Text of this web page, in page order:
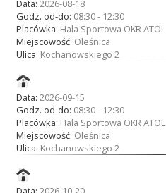
Data: 2026-08-18
Godz. od-do: 08:30 - 12:30
Placówka: Hala Sportowa OKR ATOL
Miejscowość: Oleśnica
Ulica: Kochanowskiego 2
Data: 2026-09-15
Godz. od-do: 08:30 - 12:30
Placówka: Hala Sportowa OKR ATOL
Miejscowość: Oleśnica
Ulica: Kochanowskiego 2